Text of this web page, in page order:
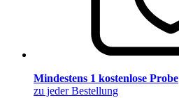
Mindestens 1 kostenlose Probe
zu jeder Bestellung